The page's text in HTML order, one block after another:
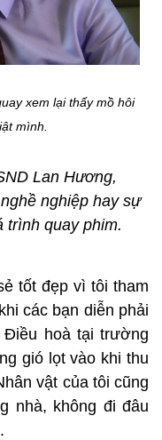
xem lại thấy mồ hôi
mình.
Lan Hương,
nghiệp hay sự
trình quay phim.
tốt đẹp vì tôi tham
các bạn diễn phải
hoà tại trường
gió lọt vào khi thu
vật của tôi cũng
nhà, không đi đâu